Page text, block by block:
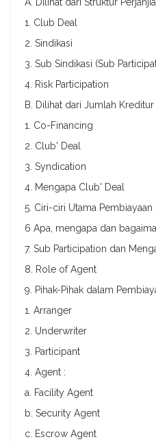
1. Club Deal
2. Sindikasi
3. Sub Sindikasi (Sub
4. Risk Participation
B. Dilihat dari Jumlah Kreditur
1. Co-Financing
2. Club' Deal
3. Syndication
4. Mengapa Club' Deal
5. Ciri-ciri Utama Pembiayaan
6 Apa, mengapa dan
7. Sub Participation dan
8. Role of Agent
9. Pihak-Pihak dalam
1. Arranger
2. Underwriter
3. Participant
4. Agent :
a. Facility Agent
b. Security Agent
c. Escrow Agent